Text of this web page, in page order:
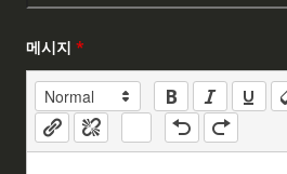
메시지 *